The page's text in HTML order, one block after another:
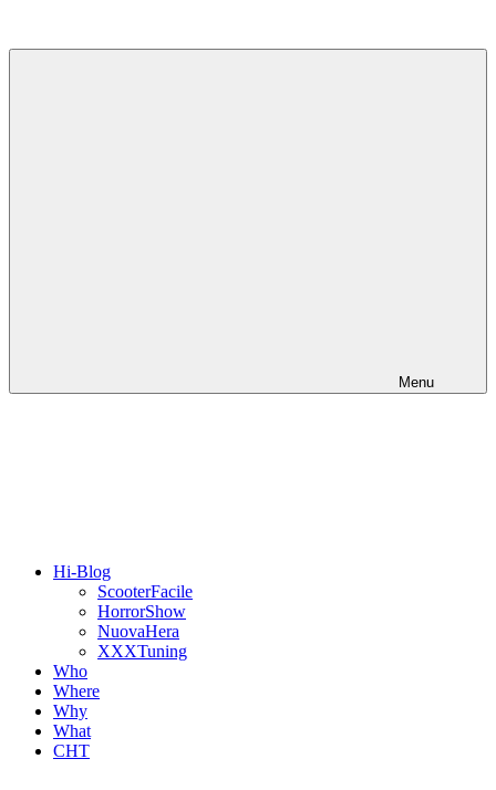
Menu
Hi-Blog
ScooterFacile
HorrorShow
NuovaHera
XXXTuning
Who
Where
Why
What
CHT